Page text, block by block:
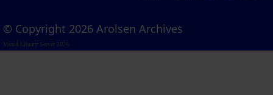
© Copyright 2026 Arolsen Archives
Visual Library Server 2026